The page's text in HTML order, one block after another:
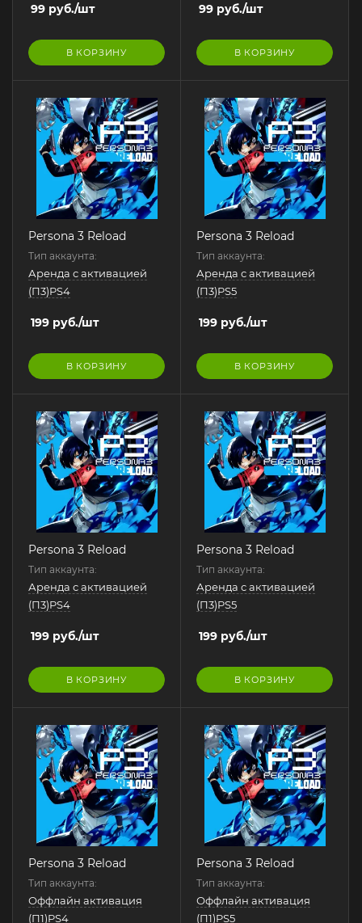
99 руб./шт
В КОРЗИНУ
99 руб./шт
В КОРЗИНУ
Persona 3 Reload
Тип аккаунта:
Аренда с активацией
(П3)PS4
199 руб./шт
В КОРЗИНУ
Persona 3 Reload
Тип аккаунта:
Аренда с активацией
(П3)PS5
199 руб./шт
В КОРЗИНУ
Persona 3 Reload
Тип аккаунта:
Аренда с активацией
(П3)PS4
199 руб./шт
В КОРЗИНУ
Persona 3 Reload
Тип аккаунта:
Аренда с активацией
(П3)PS5
199 руб./шт
В КОРЗИНУ
Persona 3 Reload
Тип аккаунта:
Оффлайн активация
(П1)PS4
Persona 3 Reload
Тип аккаунта:
Оффлайн активация
(П1)PS5